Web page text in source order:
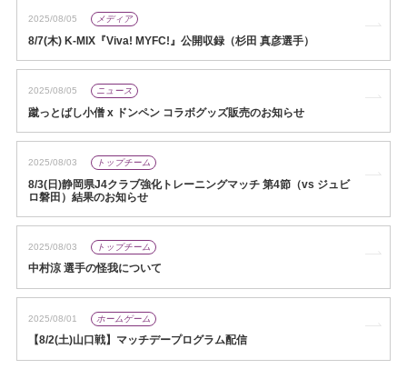
2025/08/05 メディア
8/7(木) K-MIX『Viva! MYFC!』公開収録（杉田 真彦選手）
2025/08/05 ニュース
蹴っとばし小僧 x ドンペン コラボグッズ販売のお知らせ
2025/08/03 トップチーム
8/3(日)静岡県J4クラブ強化トレーニングマッチ 第4節（vs ジュビ
ロ磐田）結果のお知らせ
2025/08/03 トップチーム
中村涼 選手の怪我について
2025/08/01 ホームゲーム
【8/2(土)山口戦】マッチデープログラム配信